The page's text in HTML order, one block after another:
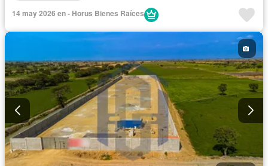
14 may 2026 en - Horus Bienes Raíces